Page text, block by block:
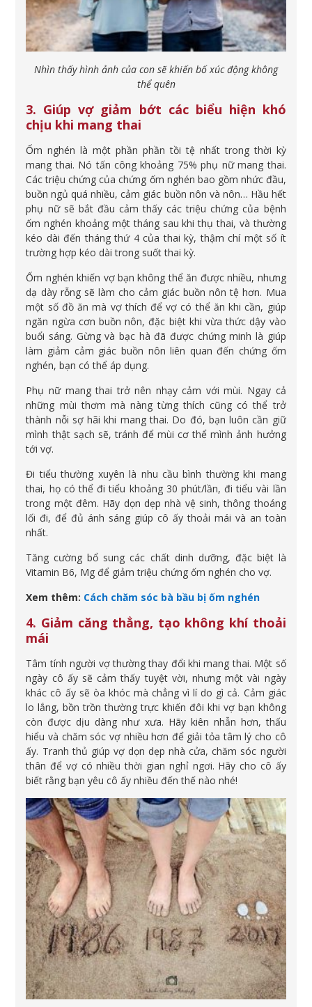
Nhìn thấy hình ảnh của con sẽ khiến bố xúc động không
thể quên
3. Giúp vợ giảm bớt các biểu hiện khó
chịu khi mang thai
Ốm nghén là một phần phần tồi tệ nhất trong thời kỳ
mang thai. Nó tấn công khoảng 75% phụ nữ mang thai.
Các triệu chứng của chứng ốm nghén bao gồm nhức đầu,
buồn ngủ quá nhiều, cảm giác buồn nôn và nôn… Hầu hết
phụ nữ sẽ bắt đầu cảm thấy các triệu chứng của bệnh
ốm nghén khoảng một tháng sau khi thụ thai, và thường
kéo dài đến tháng thứ 4 của thai kỳ, thậm chí một số ít
trường hợp kéo dài trong suốt thai kỳ.
Ốm nghén khiến vợ bạn không thể ăn được nhiều, nhưng
dạ dày rỗng sẽ làm cho cảm giác buồn nôn tệ hơn. Mua
một số đồ ăn mà vợ thích để vợ có thể ăn khi cần, giúp
ngăn ngừa cơn buồn nôn, đặc biệt khi vừa thức dậy vào
buổi sáng. Gừng và bạc hà đã được chứng minh là giúp
làm giảm cảm giác buồn nôn liên quan đến chứng ốm
nghén, bạn có thể áp dụng.
Phụ nữ mang thai trở nên nhạy cảm với mùi. Ngay cả
những mùi thơm mà nàng từng thích cũng có thể trở
thành nỗi sợ hãi khi mang thai. Do đó, bạn luôn cần giữ
mình thật sạch sẽ, tránh để mùi cơ thể mình ảnh hưởng
tới vợ.
Đi tiểu thường xuyên là nhu cầu bình thường khi mang
thai, họ có thể đi tiểu khoảng 30 phút/lần, đi tiểu vài lần
trong một đêm. Hãy dọn dẹp nhà vệ sinh, thông thoáng
lối đi, để đủ ánh sáng giúp cô ấy thoải mái và an toàn
nhất.
Tăng cường bổ sung các chất dinh dưỡng, đặc biệt là
Vitamin B6, Mg để giảm triệu chứng ốm nghén cho vợ.
Xem thêm: Cách chăm sóc bà bầu bị ốm nghén
4. Giảm căng thẳng, tạo không khí thoải
mái
Tâm tính người vợ thường thay đổi khi mang thai. Một số
ngày cô ấy sẽ cảm thấy tuyệt vời, nhưng một vài ngày
khác cô ấy sẽ òa khóc mà chẳng vì lí do gì cả. Cảm giác
lo lắng, bồn trồn thường trực khiến đôi khi vợ bạn không
còn được dịu dàng như xưa. Hãy kiên nhẫn hơn, thấu
hiểu và chăm sóc vợ nhiều hơn để giải tỏa tâm lý cho cô
ấy. Tranh thủ giúp vợ dọn dẹp nhà cửa, chăm sóc người
thân để vợ có nhiều thời gian nghỉ ngơi. Hãy cho cô ấy
biết rằng bạn yêu cô ấy nhiều đến thế nào nhé!